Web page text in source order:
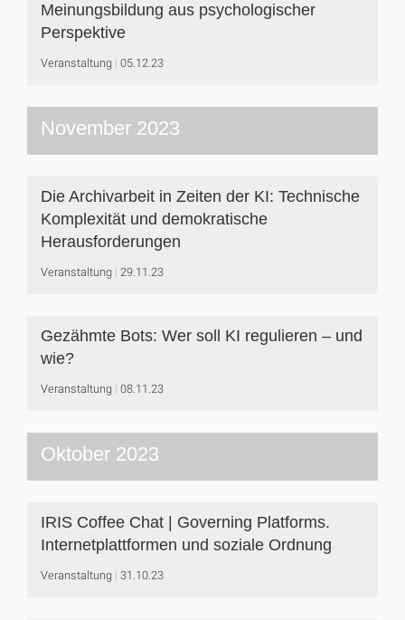
Meinungsbildung aus psychologischer
Perspektive
Veranstaltung 05.12.23
November 2023
Die Archivarbeit in Zeiten der KI: Technische
Komplexität und demokratische
Herausforderungen
Veranstaltung 29.11.23
Gezähmte Bots: Wer soll KI regulieren – und
wie?
Veranstaltung 08.11.23
Oktober 2023
IRIS Coffee Chat | Governing Platforms.
Internetplattformen und soziale Ordnung
Veranstaltung 31.10.23